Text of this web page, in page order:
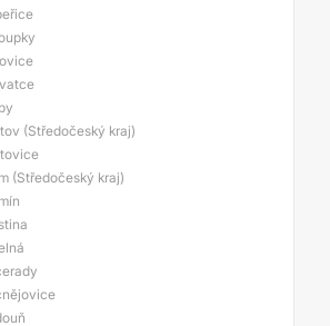
(Středočeský kraj)
(Středočeský kraj)